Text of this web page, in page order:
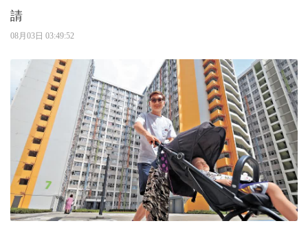
請
08月03日 03:49:52